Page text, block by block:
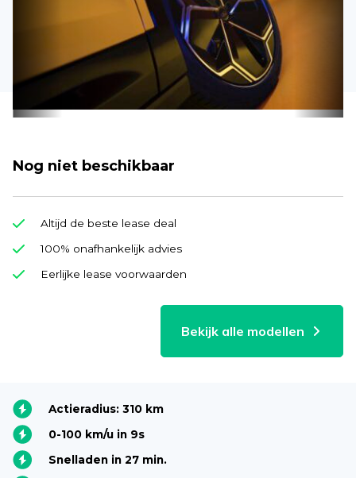
Nog niet beschikbaar
Bekijk alle modellen
Altijd de beste lease deal
100% onafhankelijk advies
Eerlijke lease voorwaarden
Actieradius: 310 km
0-100 km/u in 9s
Snelladen in 27 min.